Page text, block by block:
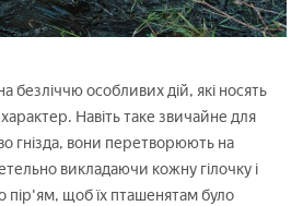
безліччю особливих дій, які носять
Навіть таке звичайне для
гнізда, вони перетворюють на
викладаючи кожну гілочку і
пір'ям, щоб їх пташенятам було